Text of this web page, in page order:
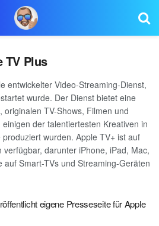
TV Plus
entwickelter Video-Streaming-Dienst,
wurde. Der Dienst bietet eine
originalen TV-Shows, Filmen und
der talentiertesten Kreativen in
wurden. Apple TV+ ist auf
darunter iPhone, iPad, Mac,
auf Smart-TVs und Streaming-Geräten
eigene Presseseite für Apple